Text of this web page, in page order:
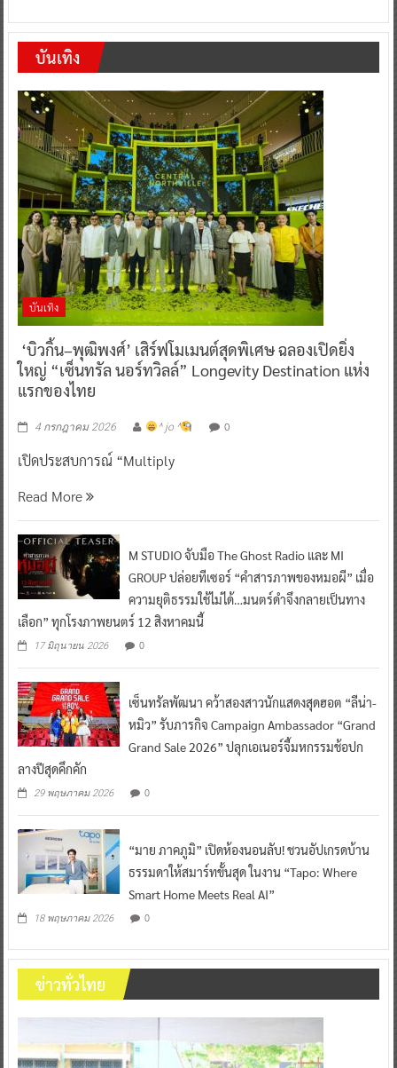
บันเทิง
บันเทิง
‘บิวกิ้น–พุฒิพงศ์’ เสิร์ฟโมเมนต์สุดพิเศษ ฉลองเปิดยิ่ง
ใหญ่ “เซ็นทรัล นอร์ทวิลล์” Longevity Destination แห่ง
แรกของไทย
4 กรกฎาคม 2026 ^ jo ^ 0
เปิดประสบการณ์ “Multiply
Read More
M STUDIO จับมือ The Ghost Radio และ MI
GROUP ปล่อยทีเซอร์ “คำสารภาพของหมอผี” เมื่อ
ความยุติธรรมใช้ไม่ได้…มนตร์ดำจึงกลายเป็นทาง
เลือก” ทุกโรงภาพยนตร์ 12 สิงหาคมนี้
17 มิถุนายน 2026 0
เซ็นทรัลพัฒนา คว้าสองสาวนักแสดงสุดฮอต “ลีน่า-
หมิว” รับภารกิจ Campaign Ambassador “Grand
Grand Sale 2026” ปลุกเอเนอร์จี้มหกรรมช้อปก
ลางปีสุดคึกคัก
29 พฤษภาคม 2026 0
“มาย ภาคภูมิ” เปิดห้องนอนลับ! ชวนอัปเกรดบ้าน
ธรรมดาให้สมาร์ทขั้นสุด ในงาน “Tapo: Where
Smart Home Meets Real AI”
18 พฤษภาคม 2026 0
ข่าวทั่วไทย